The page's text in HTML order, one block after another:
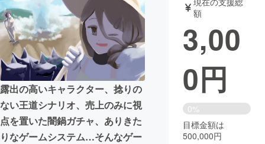
テクノロジー・ガジェット ゲーム・サ
映像・映画 書籍・雑誌
ビジネス・起業 チャレンジ
まちづくり・地域活性化
露出の高いキャラクター、捻りの
ない王道シナリオ、売上のみに視
点を置いた闇鍋ガチャ、ありきた
りなゲームシステム…そんなゲー
額
3,00
0円
0%
目標金額は
500,000円